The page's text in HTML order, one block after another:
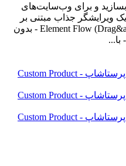
بسازید و برای وب‌سایت‌های
یک ویرایشگر جذاب مبتنی بر
کشیدن و رها کردن زنده (ِDrag&amp;Drop) Element Flow - بدون